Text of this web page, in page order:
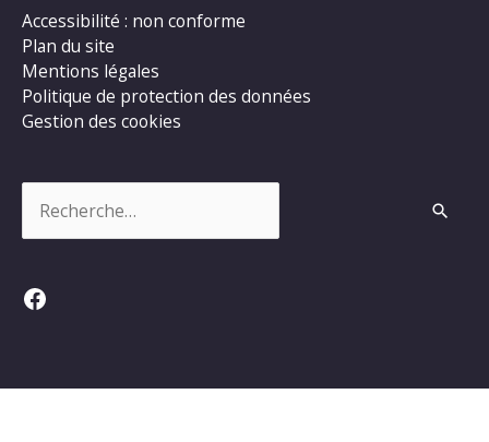
Accessibilité : non conforme
Plan du site
Mentions légales
Politique de protection des données
Gestion des cookies
Facebook